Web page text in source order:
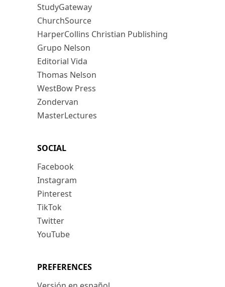
StudyGateway
ChurchSource
HarperCollins Christian Publishing
Grupo Nelson
Editorial Vida
Thomas Nelson
WestBow Press
Zondervan
MasterLectures
SOCIAL
Facebook
Instagram
Pinterest
TikTok
Twitter
YouTube
PREFERENCES